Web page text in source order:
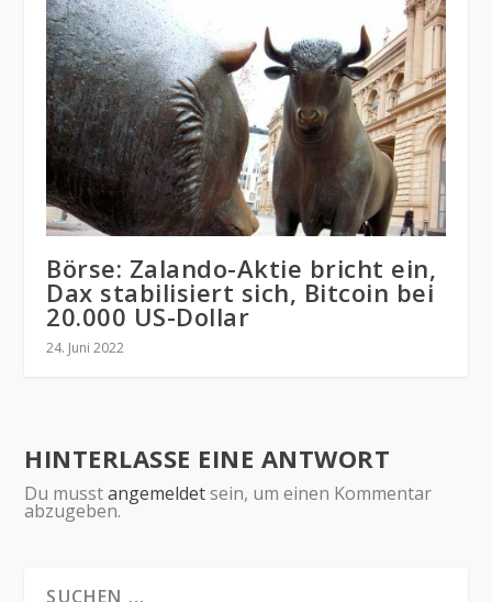
Börse: Zalando-Aktie bricht ein,
Dax stabilisiert sich, Bitcoin bei
20.000 US-Dollar
24. Juni 2022
HINTERLASSE EINE ANTWORT
Du musstangemeldetsein, um einen Kommentar
abzugeben.